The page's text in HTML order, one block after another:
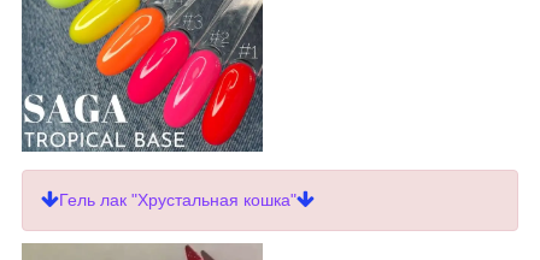
Гель лак "Хрустальная кошка"